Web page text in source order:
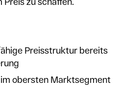
Preisstruktur bereits
obersten Marktsegment